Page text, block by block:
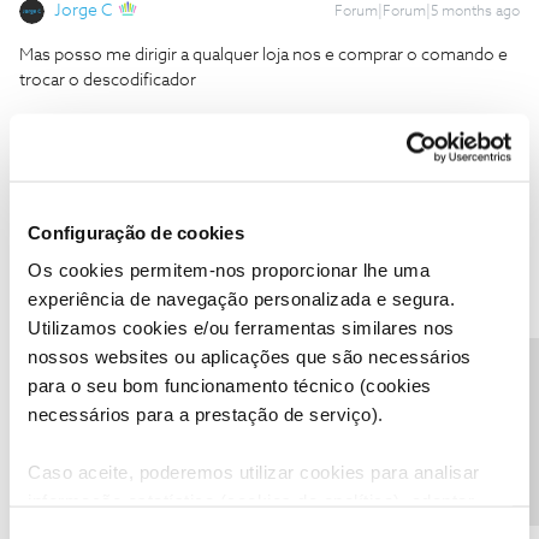
Configuração de cookies
Os cookies permitem-nos proporcionar lhe uma
experiência de navegação personalizada e segura.
Utilizamos cookies e/ou ferramentas similares nos
nossos websites ou aplicações que são necessários
para o seu bom funcionamento técnico (cookies
necessários para a prestação de serviço).
Caso aceite, poderemos utilizar cookies para analisar
Jorge C Forum|Forum|5 months ago
Mas posso me dirigir a qualquer loja nos e comprar o comando e
trocar o descodificador
Ajude a comunidade do Fórum NOS com “Likes” e “Melhor
Resposta” nas soluções mais úteis. Siga o perfil para acompanhar
T 1 pessoa gostou